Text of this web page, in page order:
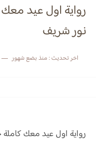
رواية اول عيد
نور شريف
اخر تحديث :منذ بضع شهور
رواية اول عيد معك